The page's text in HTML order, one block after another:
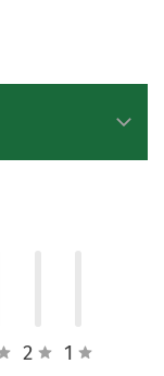
2 1